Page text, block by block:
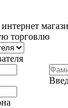
торговлю